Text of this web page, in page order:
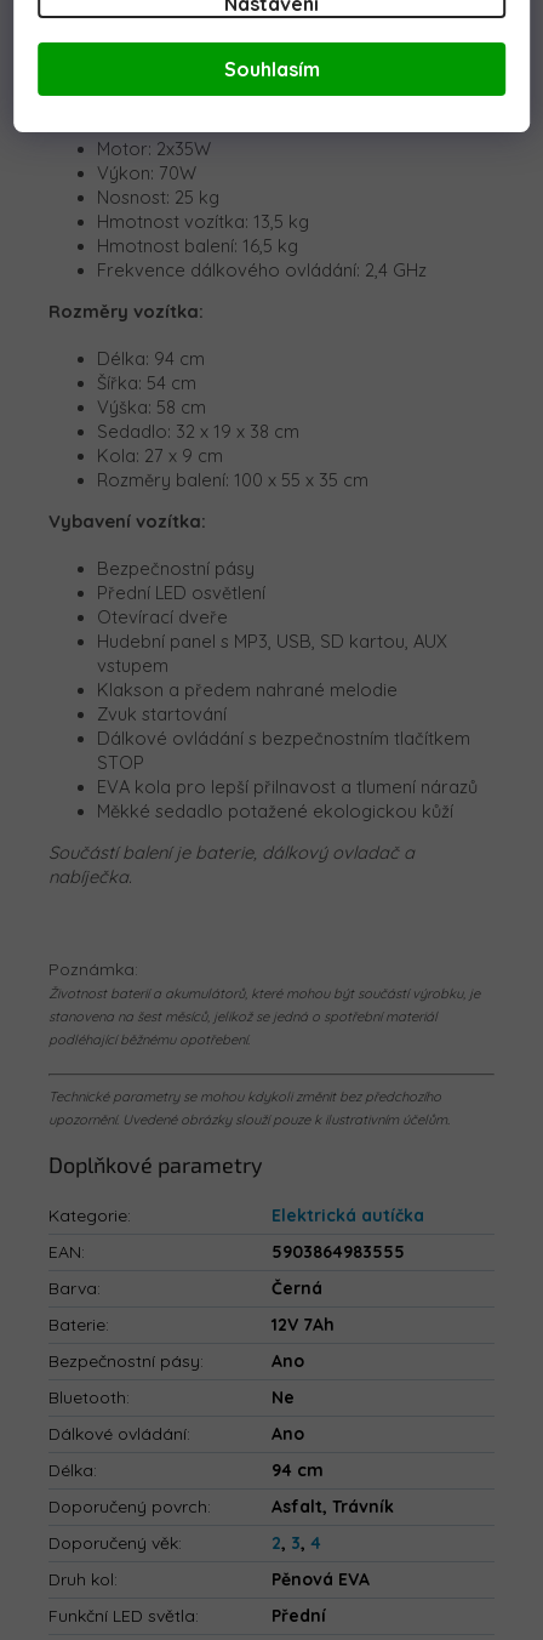
Souhlasím
sedačkou z ekologické kůže s bezpečnostními
Technické parametry:
Motor: 2x35W
Výkon: 70W
Nosnost: 25 kg
Hmotnost vozítka: 13,5 kg
Hmotnost balení: 16,5 kg
Frekvence dálkového ovládání: 2,4 GHz
Rozměry vozítka:
Délka: 94 cm
Šířka: 54 cm
Výška: 58 cm
Sedadlo: 32 x 19 x 38 cm
Kola: 27 x 9 cm
Rozměry balení: 100 x 55 x 35 cm
Vybavení vozítka:
Bezpečnostní pásy
Přední LED osvětlení
Otevírací dveře
Hudební panel s MP3, USB, SD kartou, AUX
vstupem
Klakson a předem nahrané melodie
Zvuk startování
Dálkové ovládání s bezpečnostním tlačítkem
STOP
EVA kola pro lepší přilnavost a tlumení nárazů
Měkké sedadlo potažené ekologickou kůží
Součástí balení je baterie, dálkový ovladač a
nabíječka.
Poznámka:
Životnost baterií a akumulátorů, které mohou být součástí výrobku, je
stanovena na šest měsíců, jelikož se jedná o spotřební materiál
podléhající běžnému opotřebení.
Technické parametry se mohou kdykoli změnit bez předchozího
upozornění. Uvedené obrázky slouží pouze k ilustrativním účelům.
Doplňkové parametry
Kategorie:
Elektrická autíčka
EAN:
5903864983555
Barva:
Černá
Baterie:
12V 7Ah
Bezpečnostní pásy:
Ano
Bluetooth:
Ne
Dálkové ovládání:
Ano
Délka:
94 cm
Doporučený povrch:
Asfalt, Trávník
Doporučený věk: 2, 3, 4
Druh kol:
Pěnová EVA
Funkční LED světla:
Přední